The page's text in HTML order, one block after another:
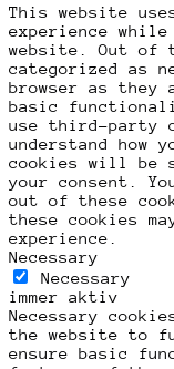
This website
experience
website. Out of
categorized as
browser as
basic
use third-party
understand how
cookies will be
your consent.
out of these
these cookies
experience.
Necessary
Necessary
immer aktiv
Necessary
the website to
ensure basic